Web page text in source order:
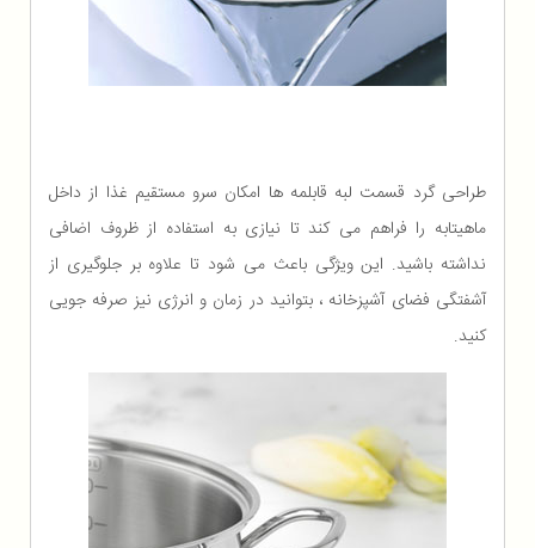
طراحی گرد قسمت لبه قابلمه ها امکان سرو مستقیم غذا از داخل
ماهیتابه را فراهم می کند تا نیازی به استفاده از ظروف اضافی
نداشته باشید. این ویژگی باعث می شود تا علاوه بر جلوگیری از
آشفتگی فضای آشپزخانه ، بتوانید در زمان و انرژی نیز صرفه جویی
کنید.